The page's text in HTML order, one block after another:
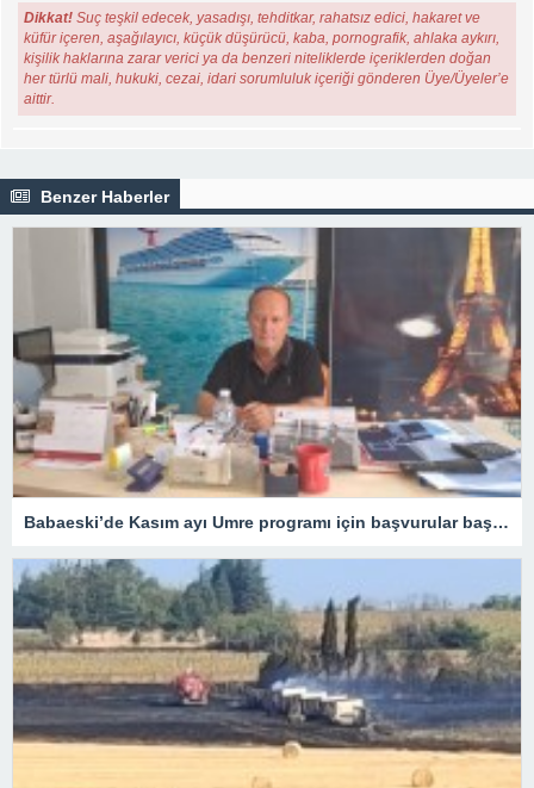
Dikkat! Suç teşkil edecek, yasadışı, tehditkar, rahatsız edici, hakaret ve
küfür içeren, aşağılayıcı, küçük düşürücü, kaba, pornografik, ahlaka aykırı,
kişilik haklarına zarar verici ya da benzeri niteliklerde içeriklerden doğan
her türlü mali, hukuki, cezai, idari sorumluluk içeriği gönderen Üye/Üyeler’e
aittir.
Benzer Haberler
Babaeski’de Kasım ayı Umre programı için başvurular başladı